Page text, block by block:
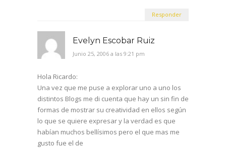
Responder
Evelyn Escobar Ruiz
Junio 25, 2006 a las 9:21 pm
Hola Ricardo:
Una vez que me puse a explorar uno a uno los
distintos Blogs me di cuenta que hay un sin fin de
formas de mostrar su creatividad en ellos según
lo que se quiere expresar y la verdad es que
habían muchos bellísimos pero el que mas me
gusto fue el de